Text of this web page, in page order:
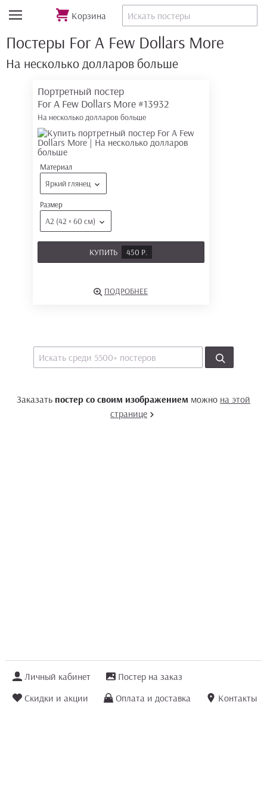
Корзина
Постеры For A Few Dollars More
На несколько долларов больше
Портретный постер
For A Few Dollars More #13932
На несколько долларов больше
Материал
Яркий глянец
Размер
А2 (42 × 60 см)
КУПИТЬ 450 Р.
ПОДРОБНЕЕ
Заказать постер со своим изображением можно на этой
странице
Личный кабинет
Постер на заказ
Скидки и акции
Оплата и доставка
Контакты